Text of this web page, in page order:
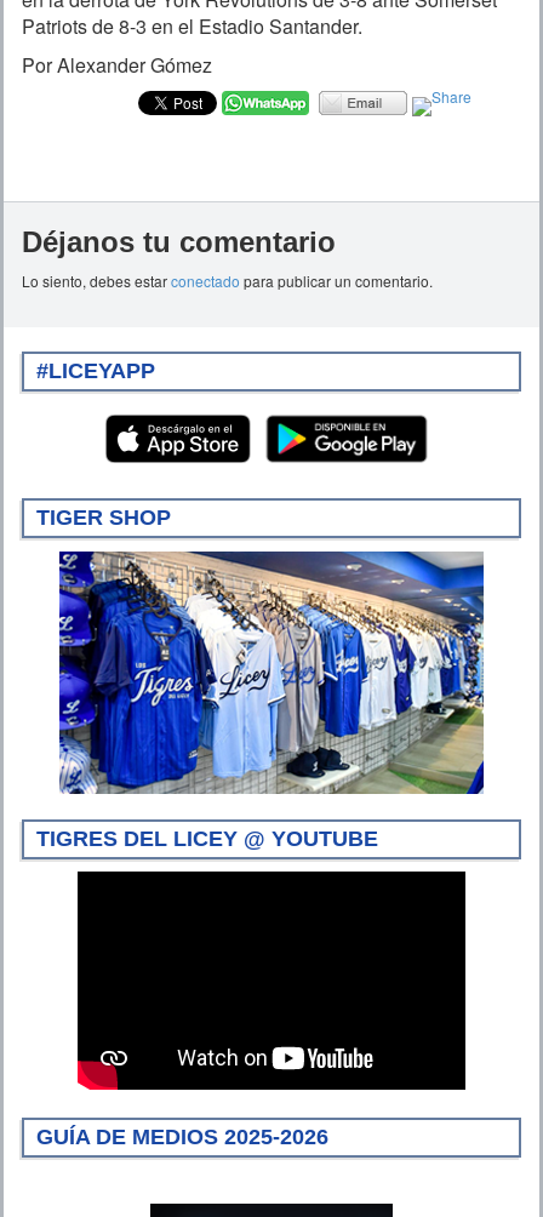
Patriots de 8-3 en el Estadio Santander.
Por Alexander Gómez
Déjanos tu comentario
Lo siento, debes estarconectado para publicar un comentario.
#LICEYAPP
TIGER SHOP
TIGRES DEL LICEY @ YOUTUBE
GUÍA DE MEDIOS 2025-2026